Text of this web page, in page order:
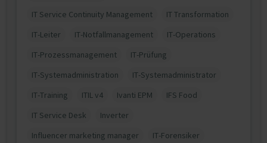
IT Service Continuity Management
IT Transformation
IT-Leiter
IT-Notfallmanagement
IT-Operations
IT-Prozessmanagement
IT-Prüfung
IT-Systemadministration
IT-Systemadministrator
IT-Training
ITIL v4 Ivanti EPM
IFS Food
IT Service Desk
Inverter
Influencer marketing manager
IT-Forensiker